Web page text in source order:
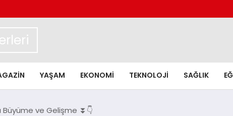
YAŞAM EKONOMI TEKNOLOJI SAĞLIK
Büyüme ve Gelişme ⏬👇